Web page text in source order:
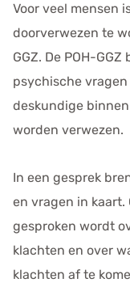
Voor veel mensen
doorverwezen te
GGZ. De POH-
psychische vragen
deskundige
worden verwezen.
In een gesprek
en vragen in kaart.
gesproken wordt
klachten en over
klachten af te